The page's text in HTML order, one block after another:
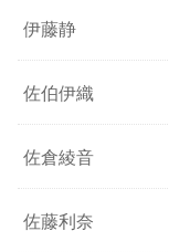
伊藤静
佐伯伊織
佐倉綾音
佐藤利奈